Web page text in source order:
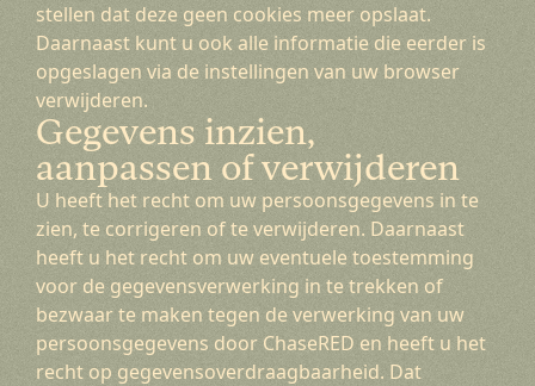
stellen dat deze geen cookies meer opslaat.
Daarnaast kunt u ook alle informatie die eerder is
opgeslagen via de instellingen van uw browser
verwijderen.
Gegevens inzien,
aanpassen of verwijderen
U heeft het recht om uw persoonsgegevens in te
zien, te corrigeren of te verwijderen. Daarnaast
heeft u het recht om uw eventuele toestemming
voor de gegevensverwerking in te trekken of
bezwaar te maken tegen de verwerking van uw
persoonsgegevens door ChaseRED en heeft u het
recht op gegevensoverdraagbaarheid. Dat